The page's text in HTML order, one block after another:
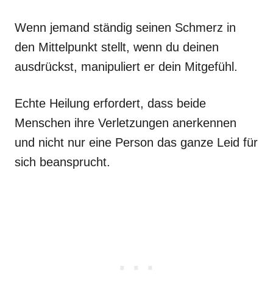
Wenn jemand ständig seinen Schmerz in
den Mittelpunkt stellt, wenn du deinen
ausdrückst, manipuliert er dein Mitgefühl.
Echte Heilung erfordert, dass beide
Menschen ihre Verletzungen anerkennen
und nicht nur eine Person das ganze Leid für
sich beansprucht.